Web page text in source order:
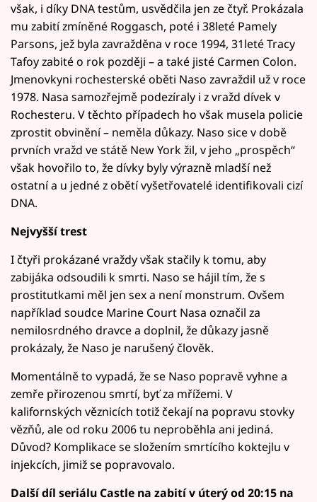
však, i díky DNA testům, usvědčila jen ze čtyř. Prokázala
mu zabití zmíněné Roggasch, poté i 38leté Pamely
Parsons, jež byla zavražděna v roce 1994, 31leté Tracy
Tafoy zabité o rok později – a také jisté Carmen Colon.
Jmenovkyni rochesterské oběti Naso zavraždil už v roce
1978. Nasa samozřejmě podezíraly i z vražd dívek v
Rochesteru. V těchto případech ho však musela policie
zprostit obvinění – neměla důkazy. Naso sice v době
prvních vražd ve státě New York žil, v jeho „prospěch“
však hovořilo to, že dívky byly výrazně mladší než
ostatní a u jedné z obětí vyšetřovatelé identifikovali cizí
DNA.
Nejvyšší trest
I čtyři prokázané vraždy však stačily k tomu, aby
zabijáka odsoudili k smrti. Naso se hájil tím, že s
prostitutkami měl jen sex a není monstrum. Ovšem
například soudce Marine Court Nasa označil za
nemilosrdného dravce a doplnil, že důkazy jasně
prokázaly, že Naso je narušený člověk.
Momentálně to vypadá, že se Naso popravě vyhne a
zemře přirozenou smrtí, byť za mřížemi. V
kalifornských věznicích totiž čekají na popravu stovky
vězňů, ale od roku 2006 tu neproběhla ani jediná.
Důvod? Komplikace se složením smrtícího koktejlu v
injekcích, jimiž se popravovalo.
Další díl seriálu Castle na zabití v úterý od 20:15 na